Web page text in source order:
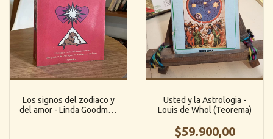
Los signos del zodiaco y
del amor - Linda Goodman
Usted y la Astrologia -
Louis de Whol (Teorema)
$59.900,00